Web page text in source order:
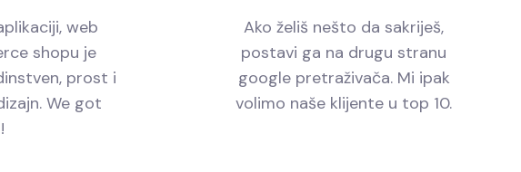
web
shopu je
prost i
We got
Ako želiš nešto da sakriješ,
postavi ga na drugu stranu
google pretraživača. Mi ipak
volimo naše klijente u top 10.